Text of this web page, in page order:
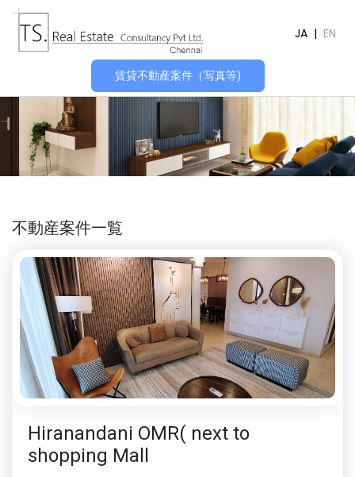
EN
|
JA
賃貸不動産案件（写真等)
不動産案件一覧
Hiranandani OMR( next to
shopping Mall